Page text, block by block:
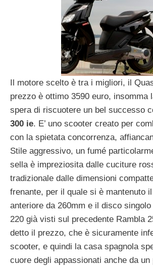
Il motore scelto è tra i migliori, il
prezzo è ottimo 3590 euro, insomma
spera di riscuotere un bel successo
300 ie. E’ uno scooter creato per
con la spietata concorrenza,
Stile aggressivo, un fumé
sella è impreziosita dalle cuciture
tradizionale dalle dimensioni
frenante, per il quale si è mantenuto
anteriore da 260mm e il disco
220 già visti sul precedente Rambla
detto il prezzo, che è sicuramente
scooter, e quindi la casa spagnola
cuore degli appassionati anche da